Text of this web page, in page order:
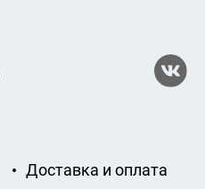
Доставка и оплата